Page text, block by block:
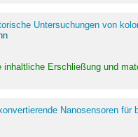
Untersuchungen von
Erschließung und
Nanosensoren für